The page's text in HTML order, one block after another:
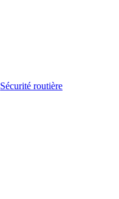
Sécurité routière